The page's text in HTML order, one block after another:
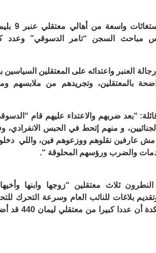
مباحث السجن “تامر الدسوقي” وعدد
العنبر واعتدائه على المعتقلين السياسين
بالمعتقلين، وتجريدهم من ملابسهم
“بعد ضربهم والاعتداء عليهم قام
و منهم إتحط في الحبس
مش عارفين نقلوهم ووزعوهم فين، واللي دخلوا
والضرب ورؤسهم المحلوقة “.
ثلاث معتقلين “زوجها وابنها
بلاغات للنائب العام وسرعة التحرك
الواقعة للحفاظ على حياة